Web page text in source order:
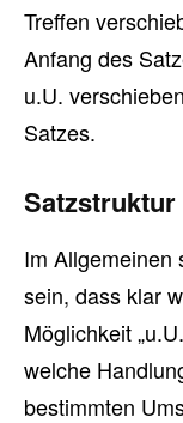
Treffen
Anfang des
u.U.
Satzes.
Satzstruktur
Im Allgemeinen
sein, dass klar
Möglichkeit
welche
bestimmten